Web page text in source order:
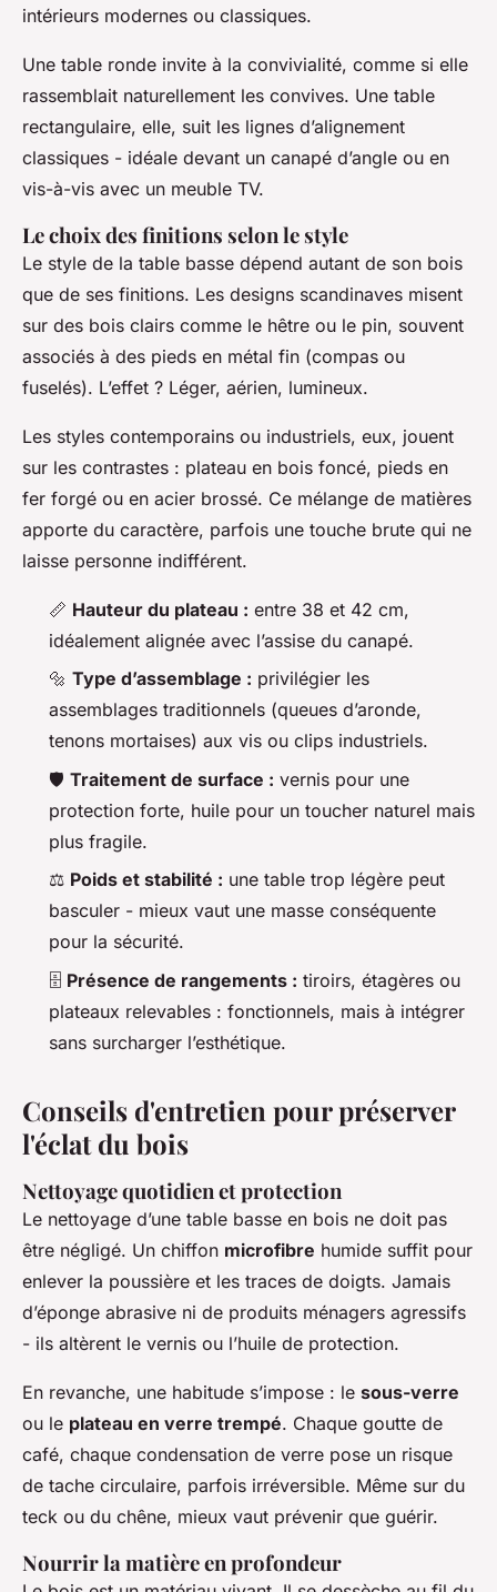
intérieurs modernes ou classiques.
Une table ronde invite à la convivialité, comme si elle
rassemblait naturellement les convives. Une table
rectangulaire, elle, suit les lignes d’alignement
classiques - idéale devant un canapé d’angle ou en
vis-à-vis avec un meuble TV.
Le choix des finitions selon le style
Le style de la table basse dépend autant de son bois
que de ses finitions. Les designs scandinaves misent
sur des bois clairs comme le hêtre ou le pin, souvent
associés à des pieds en métal fin (compas ou
fuselés). L’effet ? Léger, aérien, lumineux.
Les styles contemporains ou industriels, eux, jouent
sur les contrastes : plateau en bois foncé, pieds en
fer forgé ou en acier brossé. Ce mélange de matières
apporte du caractère, parfois une touche brute qui ne
laisse personne indifférent.
📏 Hauteur du plateau : entre 38 et 42 cm,
idéalement alignée avec l’assise du canapé.
🔩 Type d’assemblage : privilégier les
assemblages traditionnels (queues d’aronde,
tenons mortaises) aux vis ou clips industriels.
🛡️ Traitement de surface : vernis pour une
protection forte, huile pour un toucher naturel mais
plus fragile.
⚖️ Poids et stabilité : une table trop légère peut
basculer - mieux vaut une masse conséquente
pour la sécurité.
🗄️ Présence de rangements : tiroirs, étagères ou
plateaux relevables : fonctionnels, mais à intégrer
sans surcharger l’esthétique.
Conseils d'entretien pour préserver
l'éclat du bois
Nettoyage quotidien et protection
Le nettoyage d’une table basse en bois ne doit pas
être négligé. Un chiffon microfibre humide suffit pour
enlever la poussière et les traces de doigts. Jamais
d’éponge abrasive ni de produits ménagers agressifs
- ils altèrent le vernis ou l’huile de protection.
En revanche, une habitude s’impose : le sous-verre
ou le plateau en verre trempé. Chaque goutte de
café, chaque condensation de verre pose un risque
de tache circulaire, parfois irréversible. Même sur du
teck ou du chêne, mieux vaut prévenir que guérir.
Nourrir la matière en profondeur